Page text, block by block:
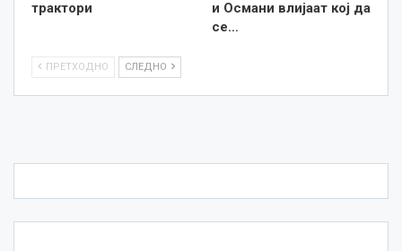
трактори
и Османи влијаат кој да
се…
ПРЕТХОДНО СЛЕДНО